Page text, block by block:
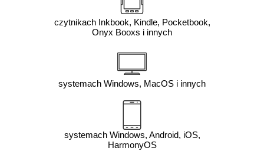
czytnikach Inkbook, Kindle, Pocketbook,
Onyx Booxs i innych
systemach Windows, MacOS i innych
systemach Windows, Android, iOS,
HarmonyOS